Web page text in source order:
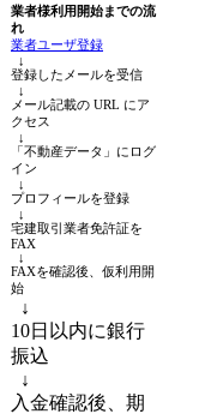
業者様利用開始までの流
れ
業者ユーザ登録
↓
登録したメールを受信
↓
メール記載の URL にア
クセス
↓
「不動産データ」にログ
イン
↓
プロフィールを登録
↓
宅建取引業者免許証を
FAX
↓
FAXを確認後、仮利用開
始
↓
10日以内に銀行
振込
↓
入金確認後、期